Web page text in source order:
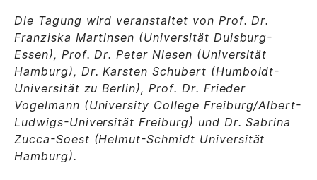
Die Tagung wird veranstaltet von Prof. Dr.
Franziska Martinsen (Universität Duisburg-
Essen), Prof. Dr. Peter Niesen (Universität
Hamburg), Dr. Karsten Schubert (Humboldt-
Universität zu Berlin), Prof. Dr. Frieder
Vogelmann (University College Freiburg/Albert-
Ludwigs-Universität Freiburg) und Dr. Sabrina
Zucca-Soest (Helmut-Schmidt Universität
Hamburg).